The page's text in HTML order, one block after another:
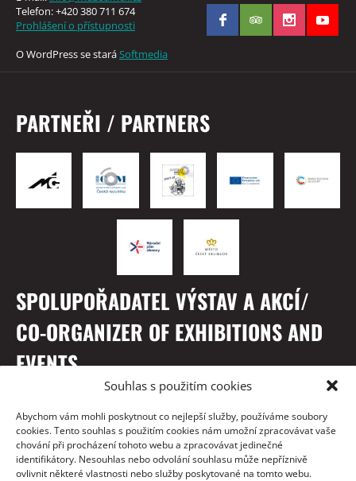
Souhlas s použitím cookies
Abychom vám mohli poskytnout co nejlepší služby, používáme soubory
cookies. Tento souhlas s použitím cookies nám umožní zpracovávat vaše
chování při procházení tohoto webu a zpracovávat jedinečné
identifikátory. Nesouhlas nebo odvolání souhlasu může nepříznivě
ovlivnit některé vlastnosti nebo služby poskytované na tomto webu.
Telefon: +420 380 711 674
Prohlášení o přístupnosti
O WordPress se staráSoftmedia
PARTNEŘI / PARTNERS
SPOLUPOŘADATEL VÝSTAV A AKCÍ/
CO-ORGANIZER OF EXHIBITIONS AND
EVENTS